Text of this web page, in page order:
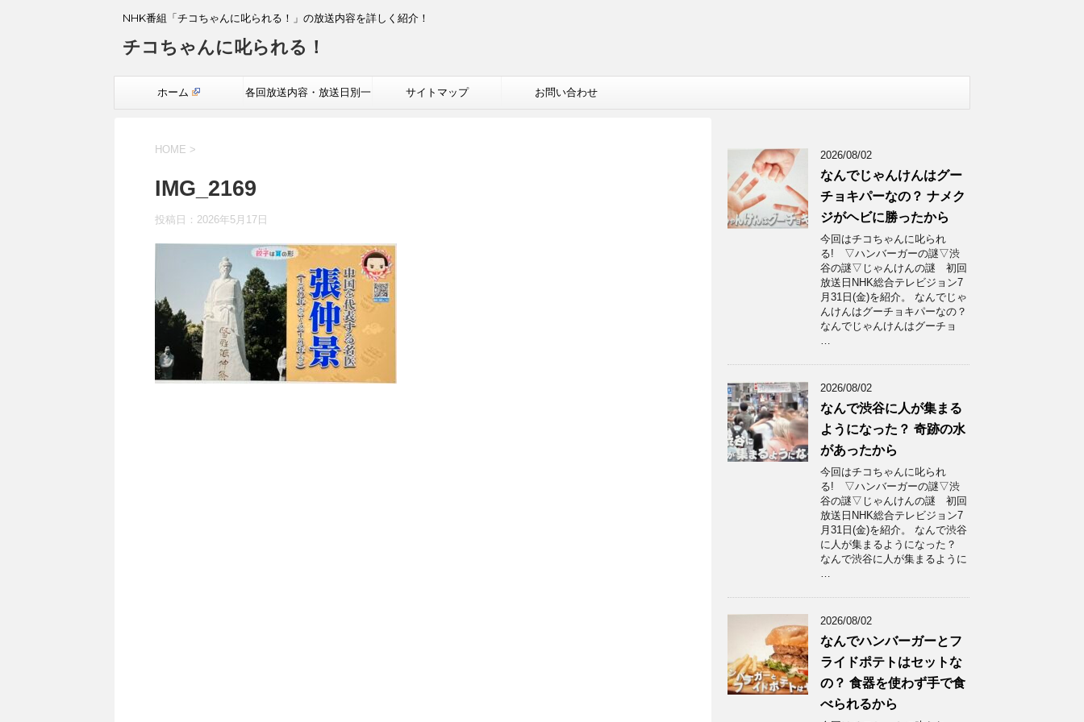
NHK番組「チコちゃんに叱られる！」の放送内容を詳しく紹介！
チコちゃんに叱られる！
ホーム 各回放送内容・放送日別一 サイトマップ お問い合わせ
HOME >
IMG_2169
投稿日： 2026年5月17日
2026/08/02
なんでじゃんけんはグー
チョキパーなの？ ナメク
ジがヘビに勝ったから
今回はチコちゃんに叱られ
る! ▽ハンバーガーの謎▽渋
谷の謎▽じゃんけんの謎 初回
放送日NHK総合テレビジョン7
月31日(金)を紹介。 なんでじゃ
んけんはグーチョキパーなの？
なんでじゃんけんはグーチョ
…
2026/08/02
なんで渋谷に人が集まる
ようになった？ 奇跡の水
があったから
今回はチコちゃんに叱られ
る! ▽ハンバーガーの謎▽渋
谷の謎▽じゃんけんの謎 初回
放送日NHK総合テレビジョン7
月31日(金)を紹介。 なんで渋谷
に人が集まるようになった？
なんで渋谷に人が集まるように
…
2026/08/02
なんでハンバーガーとフ
ライドポテトはセットな
の？ 食器を使わず手で食
べられるから